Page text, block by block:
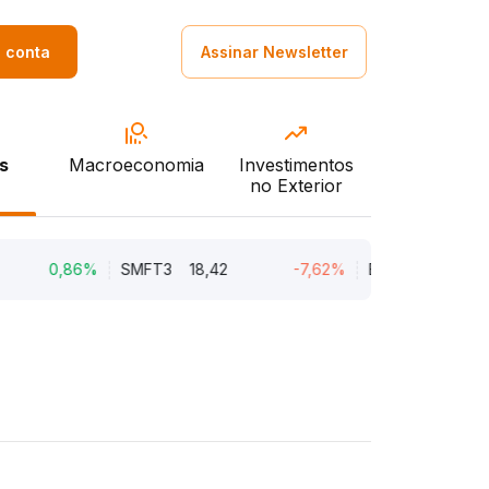
conta Assinar Newsletter
Macroeconomia
Investimentos
no Exterior
0,86% SMFT3 18,42 -7,62% BRAV3